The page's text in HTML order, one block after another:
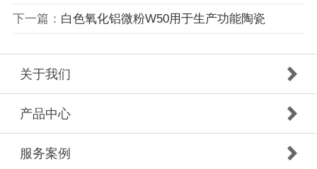
下一篇： 白色氧化铝微粉W50用于生产功能陶瓷
关于我们
产品中心
服务案例